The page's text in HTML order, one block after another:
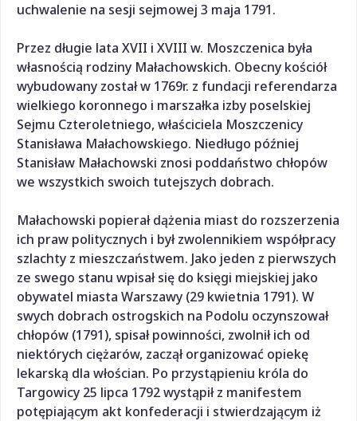
uchwalenie na sesji sejmowej 3 maja 1791.
Przez długie lata XVII i XVIII w. Moszczenica była
własnością rodziny Małachowskich. Obecny kościół
wybudowany został w 1769r. z fundacji referendarza
wielkiego koronnego i marszałka izby poselskiej
Sejmu Czteroletniego, właściciela Moszczenicy
Stanisława Małachowskiego. Niedługo później
Stanisław Małachowski znosi poddaństwo chłopów
we wszystkich swoich tutejszych dobrach.
Małachowski popierał dążenia miast do rozszerzenia
ich praw politycznych i był zwolennikiem współpracy
szlachty z mieszczaństwem. Jako jeden z pierwszych
ze swego stanu wpisał się do księgi miejskiej jako
obywatel miasta Warszawy (29 kwietnia 1791). W
swych dobrach ostrogskich na Podolu oczynszował
chłopów (1791), spisał powinności, zwolnił ich od
niektórych ciężarów, zaczął organizować opiekę
lekarską dla włościan. Po przystąpieniu króla do
Targowicy 25 lipca 1792 wystąpił z manifestem
potępiającym akt konfederacji i stwierdzającym iż